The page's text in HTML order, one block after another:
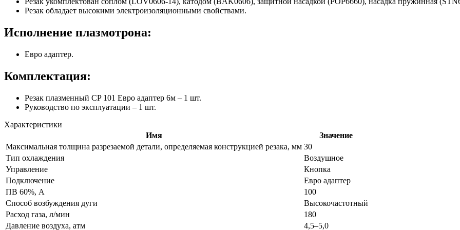
Резак обладает высокими электроизоляционными свойствами.
Исполнение плазмотрона:
Евро адаптер.
Комплектация:
Резак плазменный CP 101 Евро адаптер 6м – 1 шт.
Руководство по эксплуатации – 1 шт.
Характеристики
Имя
Значение
Максимальная толщина разрезаемой детали, определяемая конструкцией резака, мм 30
Тип охлаждения
Воздушное
Управление
Кнопка
Подключение
Евро адаптер
ПВ 60%, А
100
Способ возбуждения дуги
Высокочастотный
Расход газа, л/мин
180
Давление воздуха, атм
4,5–5,0